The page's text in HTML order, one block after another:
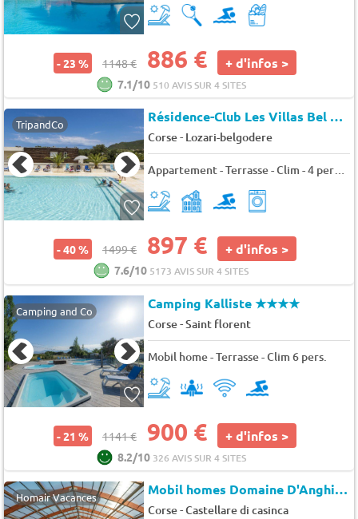
- 23 % 1148 € 886 € + d'infos >
7.1/10 510 AVIS SUR 4 SITES
TripandCo Résidence-Club Les Villas Bel Godère
Corse- Lozari-belgodere
Appartement - Terrasse - Clim - 4 pers. - 33m2
- 40 % 1499 € 897 € + d'infos >
7.6/10 5173 AVIS SUR 4 SITES
Camping and Co Camping Kalliste★★★★
Corse-Saint florent
Mobil home - Terrasse - Clim 6 pers.
- 21 % 1141 € 900 € + d'infos >
8.2/10 326 AVIS SUR 4 SITES
Homair Vacances Mobil homes Domaine D'Anghione
Corse-Castellare di casinca